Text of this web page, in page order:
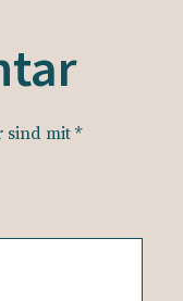
sind mit*